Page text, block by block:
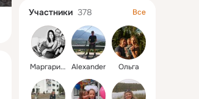
Участники 378 Все
Маргарита Alexander Ольга